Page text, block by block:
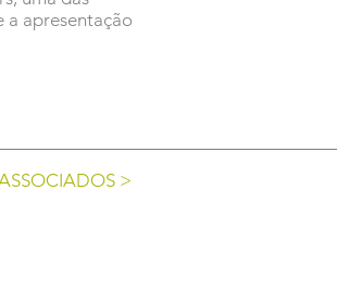
a apresentação
>